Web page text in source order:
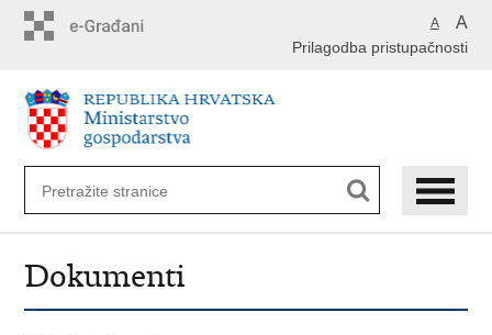
A A
Prilagodba pristupačnosti
Dokumenti